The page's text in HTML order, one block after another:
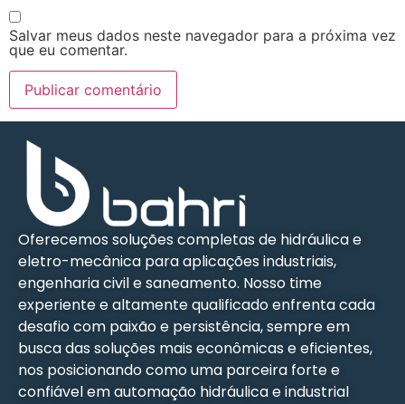
Salvar meus dados neste navegador para a próxima vez
que eu comentar.
Oferecemos soluções completas de hidráulica e
eletro-mecânica para aplicações industriais,
engenharia civil e saneamento. Nosso time
experiente e altamente qualificado enfrenta cada
desafio com paixão e persistência, sempre em
busca das soluções mais econômicas e eficientes,
nos posicionando como uma parceira forte e
confiável em automação hidráulica e industrial